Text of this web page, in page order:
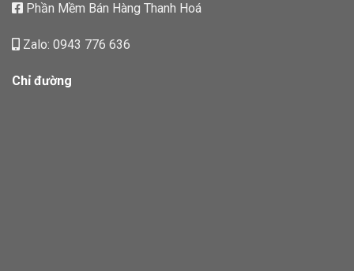
Phần Mềm Bán Hàng Thanh Hoá
Zalo: 0943 776 636
Chỉ đường